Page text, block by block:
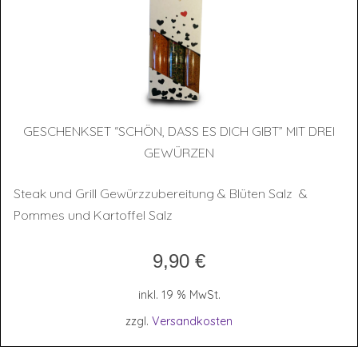
GESCHENK­SET “SCHÖN, DASS ES DICH GIBT” MIT DREI
GEWÜRZEN
Steak und Grill Gewürzzubereitung & Blüten Salz &
Pommes und Kartoffel Salz
9,90 €
inkl. 19 % MwSt.
zzgl. Versandkosten